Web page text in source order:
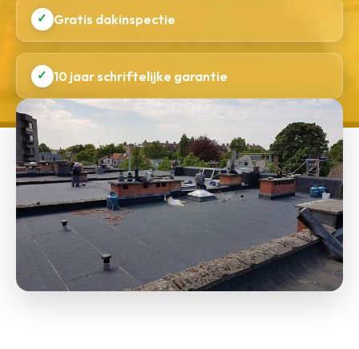
✓ Gratis dakinspectie
✓ 10 jaar schriftelijke garantie